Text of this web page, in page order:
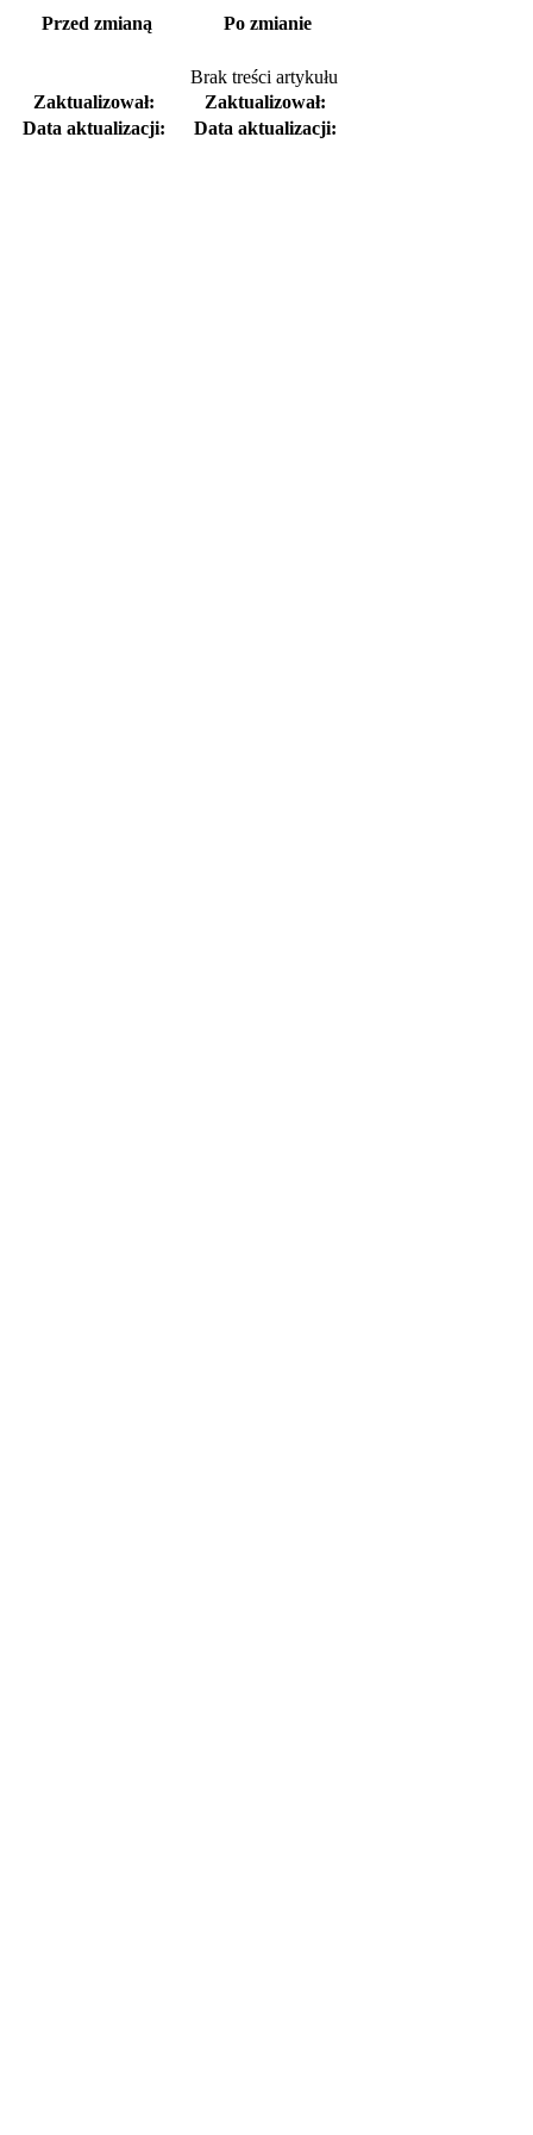
Przed zmianą Po zmianie
Zaktualizował:
Data aktualizacji:
Brak treści artykułu
Zaktualizował:
Data aktualizacji: